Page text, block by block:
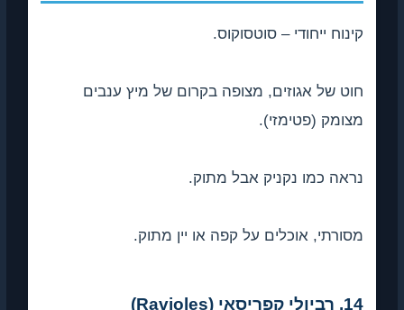
קינוח ייחודי – סוטסוקוס.
חוט של אגוזים, מצופה בקרום של מיץ ענבים
מצומק (פטימזי).
נראה כמו נקניק אבל מתוק.
מסורתי, אוכלים על קפה או יין מתוק.
14. רביולי קפריסאי (Ravioles)